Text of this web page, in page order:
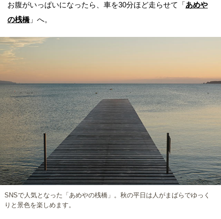
お腹がいっぱいになったら、車を30分ほど走らせて「 あめや
の桟橋 」へ。
SNSで人気となった「あめやの桟橋」。秋の平日は人がまばらでゆっく
りと景色を楽しめます。